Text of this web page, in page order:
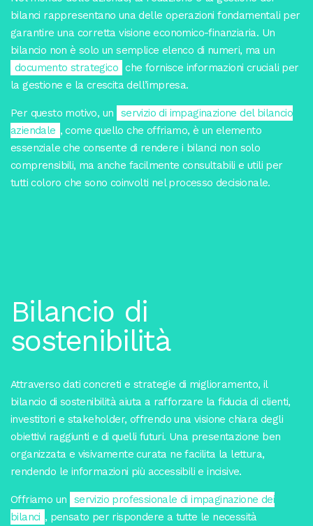
bilanci rappresentano una delle operazioni fondamentali per
garantire una corretta visione economico-finanziaria. Un
bilancio non è solo un semplice elenco di numeri, ma un
documento strategico che fornisce informazioni cruciali per
la gestione e la crescita dell’impresa.
Per questo motivo, un
servizio di impaginazione del bilancio
aziendale , come quello che offriamo, è un elemento
essenziale che consente di rendere i bilanci non solo
comprensibili, ma anche facilmente consultabili e utili per
tutti coloro che sono coinvolti nel processo decisionale.
Bilancio di
sostenibilità
Attraverso dati concreti e strategie di miglioramento, il
bilancio di sostenibilità aiuta a rafforzare la fiducia di clienti,
investitori e stakeholder, offrendo una visione chiara degli
obiettivi raggiunti e di quelli futuri. Una presentazione ben
organizzata e visivamente curata ne facilita la lettura,
rendendo le informazioni più accessibili e incisive.
Offriamo un
servizio professionale di impaginazione dei
bilanci , pensato per rispondere a tutte le necessità